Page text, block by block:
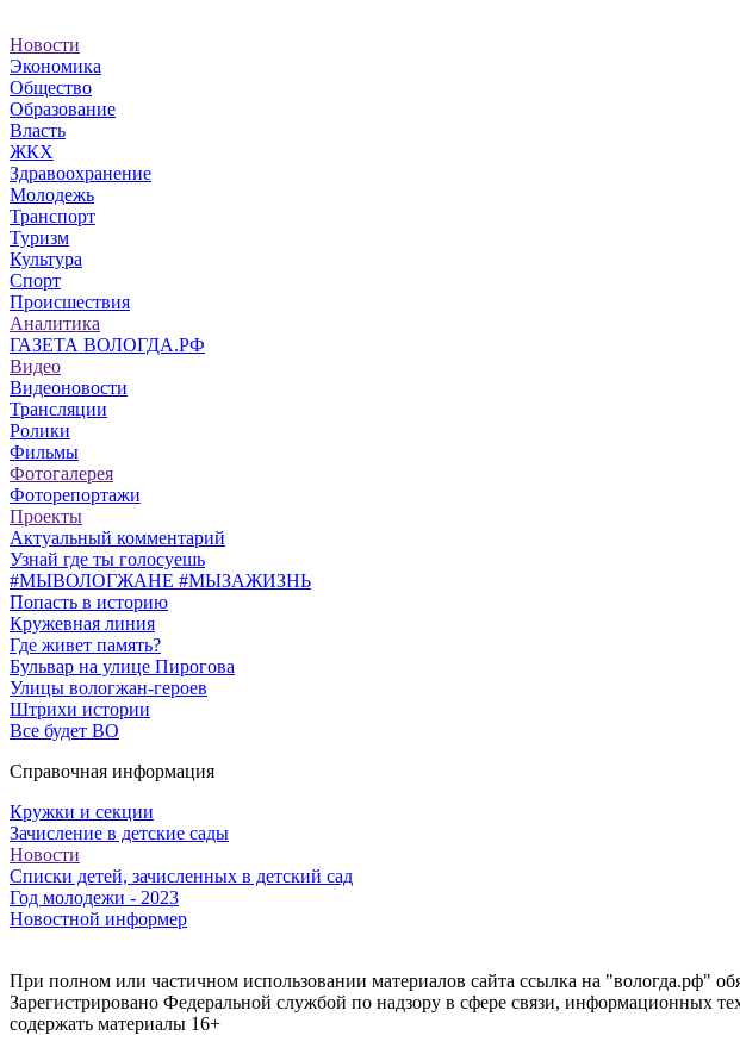
Новости
Экономика
Общество
Образование
Власть
ЖКХ
Здравоохранение
Молодежь
Транспорт
Туризм
Культура
Спорт
Происшествия
Аналитика
ГАЗЕТА ВОЛОГДА.РФ
Видео
Видеоновости
Трансляции
Ролики
Фильмы
Фотогалерея
Фоторепортажи
Проекты
Актуальный комментарий
Узнай где ты голосуешь
#МЫВОЛОГЖАНЕ #МЫЗАЖИЗНЬ
Попасть в историю
Кружевная линия
Где живет память?
Бульвар на улице Пирогова
Улицы вологжан-героев
Штрихи истории
Все будет ВО
Справочная информация
Кружки и секции
Зачисление в детские сады
Новости
Списки детей, зачисленных в детский сад
Год молодежи - 2023
Новостной информер
При полном или частичном использовании материалов сайта ссылка на "вологда.рф"
Зарегистрировано Федеральной службой по надзору в сфере связи,
содержать материалы 16+